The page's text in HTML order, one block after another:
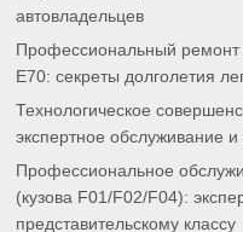
автовладельцев
Профессиональный ремонт
E70: секреты долголетия
Технологическое
экспертное обслуживание
Профессиональное
(кузова F01/F02/F04):
представительскому классу